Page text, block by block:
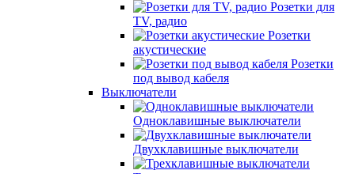
Розетки для
TV, радио
Розетки
акустические
Розетки
под вывод кабеля
Выключатели
Одноклавишные выключатели
Двухклавишные выключатели